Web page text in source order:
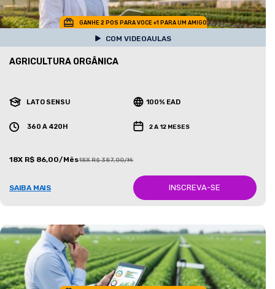
GANHE 2 POS PARA VOCE +1 PARA UM AMIGO
COM VIDEOAULAS
AGRICULTURA ORGÂNICA
LATO SENSU 100% EAD
360 A 420H 2 A 12 MESES
18X R$ 86,00/Mês18X R$ 387,00/Mês
SAIBA MAIS INSCREVA-SE